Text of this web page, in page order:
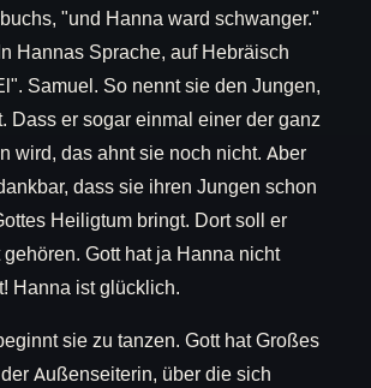
"und Hanna ward schwanger."
Hannas Sprache, auf Hebräisch
Samuel. So nennt sie den Jungen,
Dass er sogar einmal einer der ganz
wird, das ahnt sie noch nicht. Aber
dass sie ihren Jungen schon
Heiligtum bringt. Dort soll er
Gott hat ja Hanna nicht
Hanna ist glücklich.
sie zu tanzen. Gott hat Großes
Außenseiterin, über die sich